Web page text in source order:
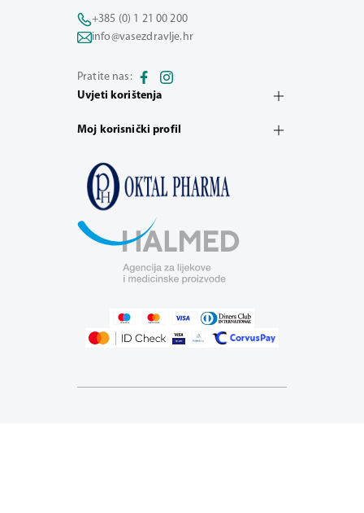
+385 (0) 1 21 00 200
info@vasezdravlje.hr
Pratite nas:
Uvjeti korištenja
Moj korisnički profil